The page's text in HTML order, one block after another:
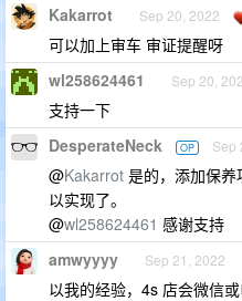
Kakarrot Sep 20, 2022
可以加上审车 审证提醒呀
wl258624461 Sep 20,
支持一下
DesperateNeck OP Sep
@Kakarrot 是的，添加保养
以实现了。
@wl258624461 感谢支持
amwyyyy Sep 21, 2022
以我的经验，4s 店会微信